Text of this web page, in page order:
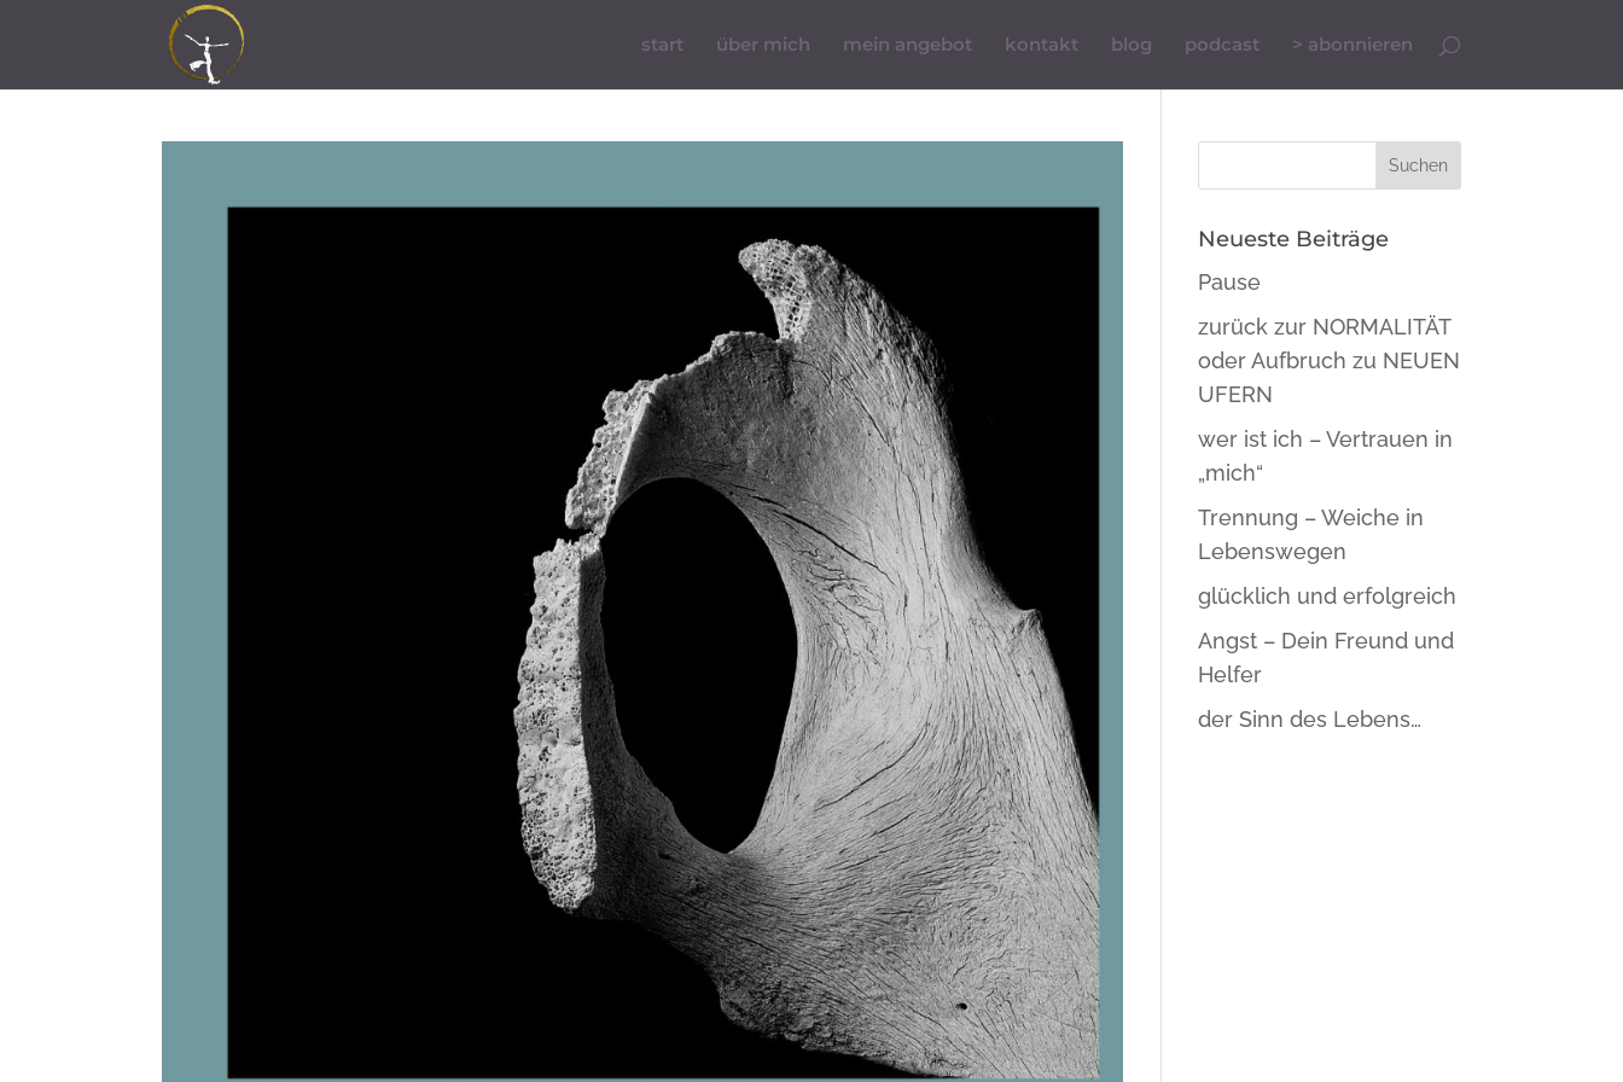
start über mich mein angebot kontakt blog podcast > abonnieren
Neueste Beiträge
Pause
zurück zur NORMALITÄT
oder Aufbruch zu NEUEN
UFERN
wer ist ich – Vertrauen in
„mich“
Trennung – Weiche in
Lebenswegen
glücklich und erfolgreich
Angst – Dein Freund und
Helfer
der Sinn des Lebens…